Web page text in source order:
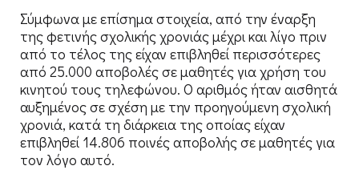
Σύμφωνα με επίσημα στοιχεία, από την έναρξη
της φετινής σχολικής χρονιάς μέχρι και λίγο πριν
από το τέλος της είχαν επιβληθεί περισσότερες
από 25.000 αποβολές σε μαθητές για χρήση του
κινητού τους τηλεφώνου. Ο αριθμός ήταν αισθητά
αυξημένος σε σχέση με την προηγούμενη σχολική
χρονιά, κατά τη διάρκεια της οποίας είχαν
επιβληθεί 14.806 ποινές αποβολής σε μαθητές για
τον λόγο αυτό.